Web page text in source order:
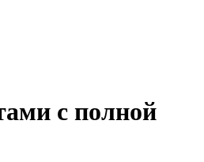
с полной